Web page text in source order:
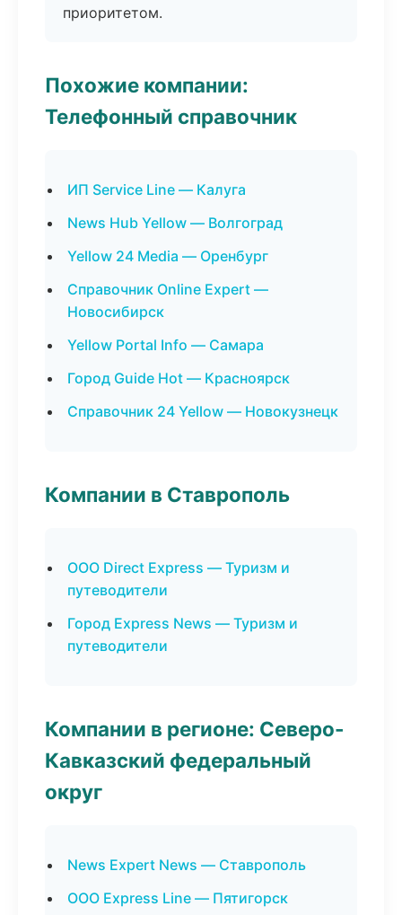
приоритетом.
Похожие компании:
Телефонный справочник
ИП Service Line — Калуга
News Hub Yellow — Волгоград
Yellow 24 Media — Оренбург
Справочник Online Expert —
Новосибирск
Yellow Portal Info — Самара
Город Guide Hot — Красноярск
Справочник 24 Yellow — Новокузнецк
Компании в Ставрополь
ООО Direct Express — Туризм и
путеводители
Город Express News — Туризм и
путеводители
Компании в регионе: Северо-
Кавказский федеральный
округ
News Expert News — Ставрополь
ООО Express Line — Пятигорск